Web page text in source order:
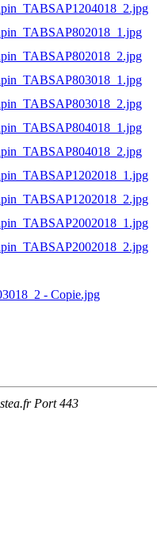
- Copie.jpg
Port 443